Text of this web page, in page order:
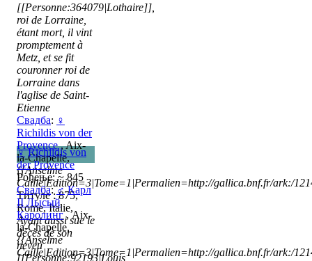
[[Personne:364079|Lothaire]],
roi de Lorraine,
étant mort, il vint
promptement à
Metz, et se fit
couronner roi de
Lorraine dans
l'aglise de Saint-
Etienne
Свадба: ♀
Richildis von der
Provence, Aix-
la-Chapelle,
{{Anselme
Caille|Edition=3|Tome=1|Permalien=http://gallica.bnf.fr/ark:/
Титуле : 875,
Rome, Italie,
Ayant aussi sue le
décès de son
neveu
[[Personne:92193|Louis
♀ Richildis von
der Provence
Рођење: ~ 845
Свадба:♂ Карл
II Лысый
Каролинг, Aix-
la-Chapelle,
{{Anselme
Caille|Edition=3|Tome=1|Permalien=http://gallica.bnf.fr/ark:/